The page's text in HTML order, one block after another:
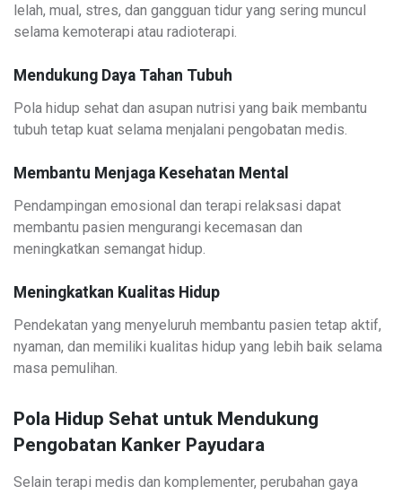
lelah, mual, stres, dan gangguan tidur yang sering muncul
selama kemoterapi atau radioterapi.
Mendukung Daya Tahan Tubuh
Pola hidup sehat dan asupan nutrisi yang baik membantu
tubuh tetap kuat selama menjalani pengobatan medis.
Membantu Menjaga Kesehatan Mental
Pendampingan emosional dan terapi relaksasi dapat
membantu pasien mengurangi kecemasan dan
meningkatkan semangat hidup.
Meningkatkan Kualitas Hidup
Pendekatan yang menyeluruh membantu pasien tetap aktif,
nyaman, dan memiliki kualitas hidup yang lebih baik selama
masa pemulihan.
Pola Hidup Sehat untuk Mendukung
Pengobatan Kanker Payudara
Selain terapi medis dan komplementer, perubahan gaya